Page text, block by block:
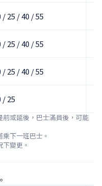
/ 25 / 40 / 55
/ 25 / 40 / 55
/ 25 / 40 / 55
/ 25
或延後，巴士滿員後，可能
下一班巴士。
變更。